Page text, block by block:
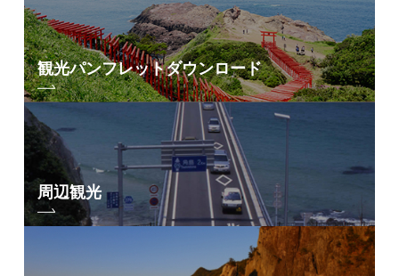
観光パンフレットダウンロード
周辺観光